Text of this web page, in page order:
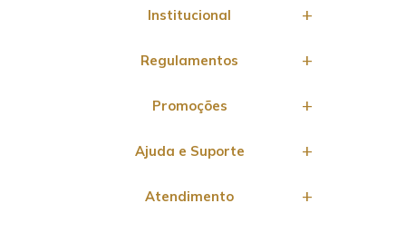
Institucional
Regulamentos
Promoções
Ajuda e Suporte
Atendimento